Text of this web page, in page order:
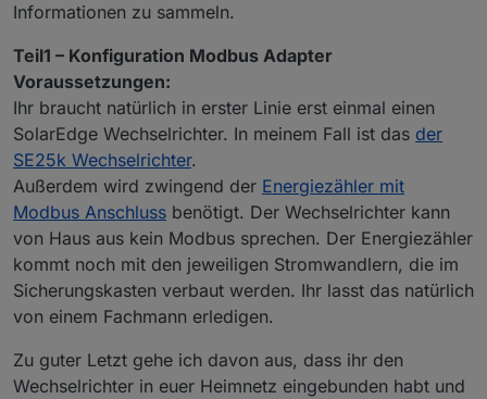
Informationen zu sammeln.
Teil1 – Konfiguration Modbus Adapter
Voraussetzungen:
Ihr braucht natürlich in erster Linie erst einmal einen
SolarEdge Wechselrichter. In meinem Fall ist das der
SE25k Wechselrichter.
Außerdem wird zwingend der Energiezähler mit
Modbus Anschluss benötigt. Der Wechselrichter kann
von Haus aus kein Modbus sprechen. Der Energiezähler
kommt noch mit den jeweiligen Stromwandlern, die im
Sicherungskasten verbaut werden. Ihr lasst das natürlich
von einem Fachmann erledigen.
Zu guter Letzt gehe ich davon aus, dass ihr den
Wechselrichter in euer Heimnetz eingebunden habt und